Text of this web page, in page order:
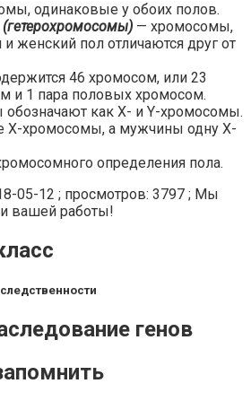
одинаковые у обоих полов.
— хромосомы,
женский пол отличаются друг от
46 хромосом, или 23
и 1 пара половых хромосом.
как X- и Y-хромосомы.
хромосомы, а мужчины одну Х-
определения пола.
05-12 ; просмотров: 3797 ; Мы
вашей работы!
генов